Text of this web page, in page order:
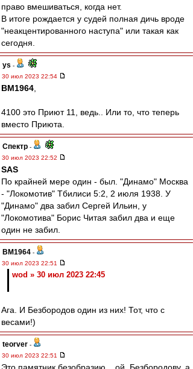
право вмешиваться, когда нет.
В итоге рождается у судей полная дичь вроде
"неакцентированного наступа" или такая как
сегодня.
ys -
30 июл 2023 22:54
BM1964
4100 это Приют 11, ведь.. Или то, что теперь
вместо Приюта.
Спектр -
30 июл 2023 22:52
SAS
По крайней мере один - был. "Динамо" Москва
- "Локомотив" Тбилиси 5:2, 2 июля 1938. У
"Динамо" два забил Сергей Ильин, у
"Локомотива" Борис Читая забил два и еще
один не забил.
BM1964 -
30 июл 2023 22:51
wod » 30 июл 2023 22:45
Ага. И Безбородов один из них! Тот, что с
весами!)
teorver -
30 июл 2023 22:51